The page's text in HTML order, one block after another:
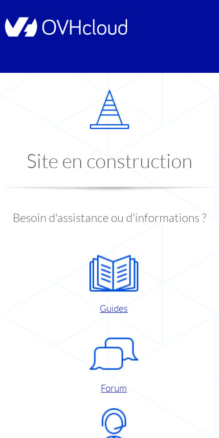
Site en construction
Besoin d'assistance ou d'informations ?
Guides
Forum